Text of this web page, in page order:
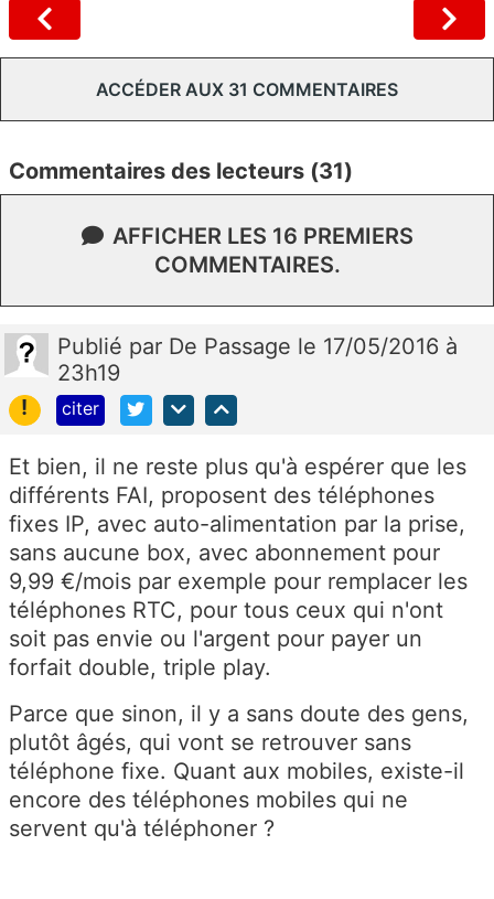
ACCÉDER AUX 31 COMMENTAIRES
Commentaires des lecteurs (31)
AFFICHER LES 16 PREMIERS
COMMENTAIRES.
Publié par De Passage le 17/05/2016 à
23h19
!
citer
Et bien, il ne reste plus qu'à espérer que les
différents FAI, proposent des téléphones
fixes IP, avec auto-alimentation par la prise,
sans aucune box, avec abonnement pour
9,99 €/mois par exemple pour remplacer les
téléphones RTC, pour tous ceux qui n'ont
soit pas envie ou l'argent pour payer un
forfait double, triple play.
Parce que sinon, il y a sans doute des gens,
plutôt âgés, qui vont se retrouver sans
téléphone fixe. Quant aux mobiles, existe-il
encore des téléphones mobiles qui ne
servent qu'à téléphoner ?